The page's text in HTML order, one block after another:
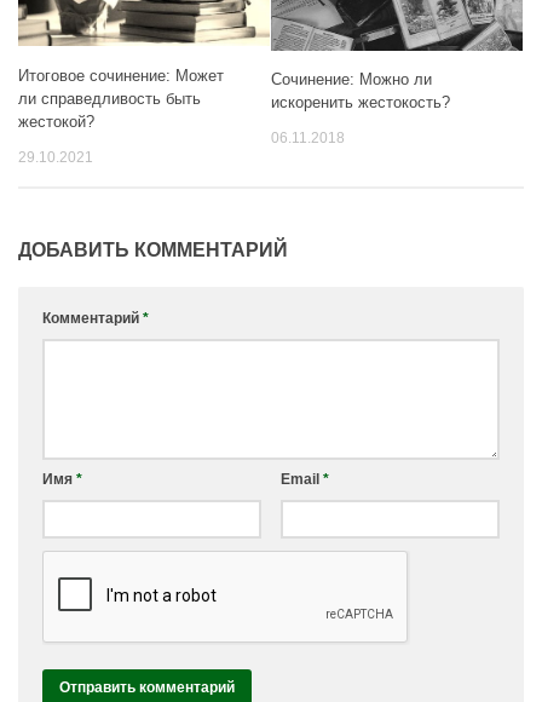
Итоговое сочинение: Может
ли справедливость быть
жестокой?
29.10.2021
Сочинение: Можно ли
искоренить жестокость?
06.11.2018
ДОБАВИТЬ КОММЕНТАРИЙ
Комментарий *
Имя * Email *